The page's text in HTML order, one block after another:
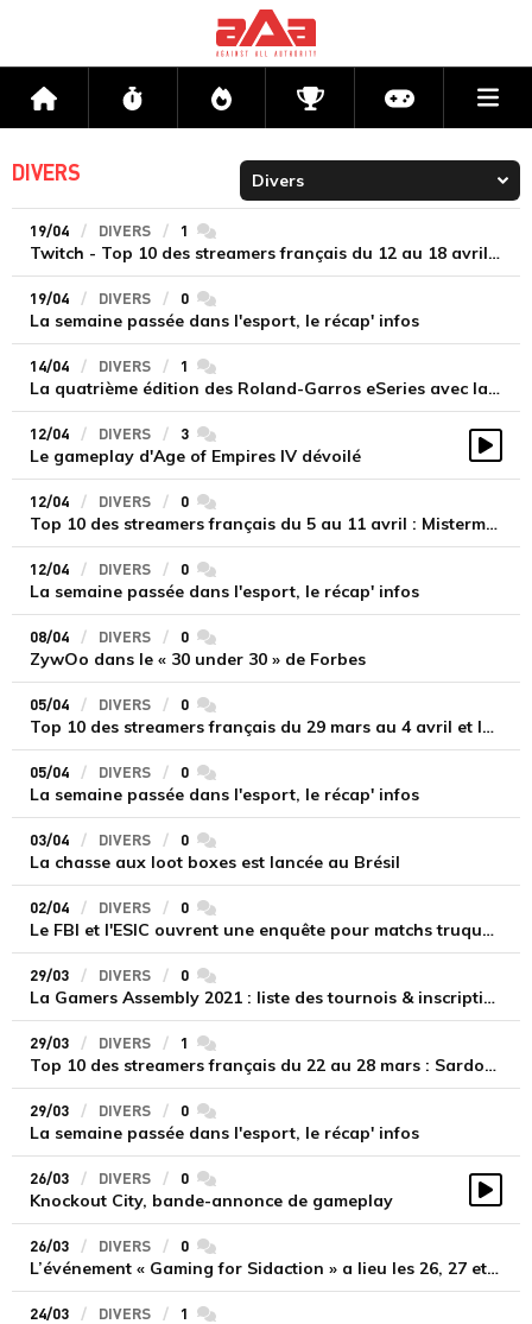
Accueil Flux Directs CompétitionsActu jeux
DIVERS
19/04 DIVERS 1 commentaires
Twitch - Top 10 des streamers français du 12 au 18 avril : Tomy conquiert le classement et Sardoche réapparaît
19/04 DIVERS 0 commentaires
La semaine passée dans l'esport, le récap' infos
14/04 DIVERS 1 commentaires
La quatrième édition des Roland-Garros eSeries avec la Team MCES
12/04 DIVERS 3 commentaires
Le gameplay d'Age of Empires IV dévoilé
12/04 DIVERS 0 commentaires
Top 10 des streamers français du 5 au 11 avril : Mistermv, Kamet0 et Tomy pas prêts de bouger !
12/04 DIVERS 0 commentaires
La semaine passée dans l'esport, le récap' infos
08/04 DIVERS 0 commentaires
ZywOo dans le « 30 under 30 » de Forbes
05/04 DIVERS 0 commentaires
Top 10 des streamers français du 29 mars au 4 avril et le récap mensuel : le speedons à l'honneur
05/04 DIVERS 0 commentaires
La semaine passée dans l'esport, le récap' infos
03/04 DIVERS 0 commentaires
La chasse aux loot boxes est lancée au Brésil
02/04 DIVERS 0 commentaires
Le FBI et l'ESIC ouvrent une enquête pour matchs truqués, Riot s'en mêle
29/03 DIVERS 0 commentaires
La Gamers Assembly 2021 : liste des tournois & inscriptions
29/03 DIVERS 1 commentaires
Top 10 des streamers français du 22 au 28 mars : Sardoche remonte, ZeratoR redescend
29/03 DIVERS 0 commentaires
La semaine passée dans l'esport, le récap' infos
26/03 DIVERS 0 commentaires
Knockout City, bande-annonce de gameplay
26/03 DIVERS 0 commentaires
L’événement « Gaming for Sidaction » a lieu les 26, 27 et 28 mars !
24/03 DIVERS 1 commentaires